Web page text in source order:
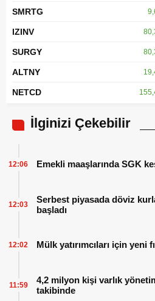
SMRTG
IZINV
SURGY
ALTNY
NETCD
İlginizi Çekebilir
Emekli maaşlarında SGK
12:06
Serbest piyasada döviz
başladı
12:03
Mülk yatırımcıları için yeni
12:02
4,2 milyon kişi varlık
takibinde
11:59